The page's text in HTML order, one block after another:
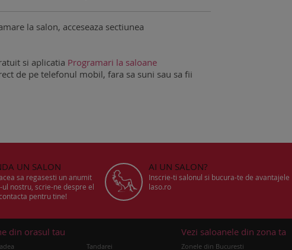
la salon, acceseaza sectiunea
si aplicatia Programari la saloane
de pe telefonul mobil, fara sa suni sau sa fii
UN SALON
sa regasesti un anumit
ul nostru, scrie-ne despre el
pentru tine!
AI UN SALON?
Inscrie-ti salonul si bucura-te de avantajele
laso.ro
din orasul tau
Tandarei
Vezi saloanele din zona ta
Zonele din Bucuresti